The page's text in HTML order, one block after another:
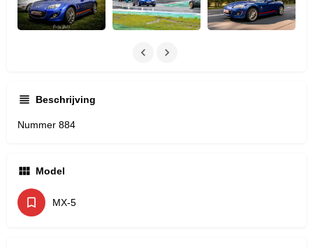
Beschrijving
Nummer 884
Model
MX-5